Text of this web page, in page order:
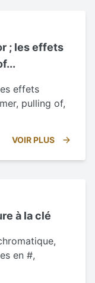
; les effets
effets
pulling of,
VOIR PLUS
à la clé
en #,